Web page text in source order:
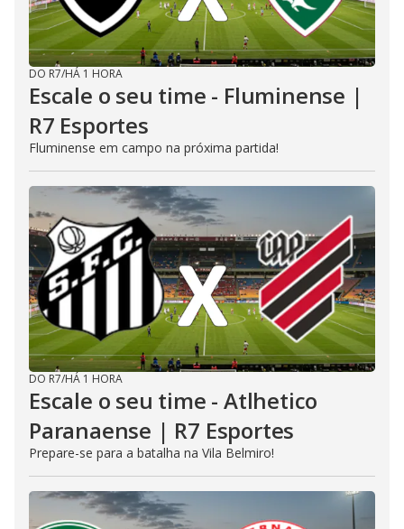
DO R7/HÁ 1 HORA
Escale o seu time - Fluminense |
R7 Esportes
Fluminense em campo na próxima partida!
DO R7/HÁ 1 HORA
Escale o seu time - Atlhetico
Paranaense | R7 Esportes
Prepare-se para a batalha na Vila Belmiro!